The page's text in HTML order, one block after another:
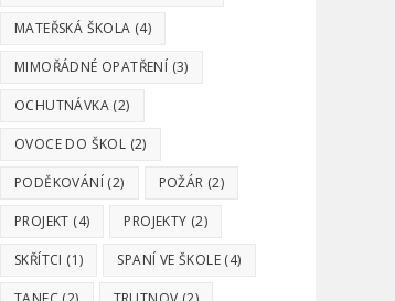
MATEŘSKÁ ŠKOLA (4)
MIMOŘÁDNÉ OPATŘENÍ (3)
OCHUTNÁVKA (2)
OVOCE DO ŠKOL (2)
PODĚKOVÁNÍ (2) POŽÁR (2)
PROJEKT (4) PROJEKTY (2)
SKŘÍTCI (1) SPANÍ VE ŠKOLE (4)